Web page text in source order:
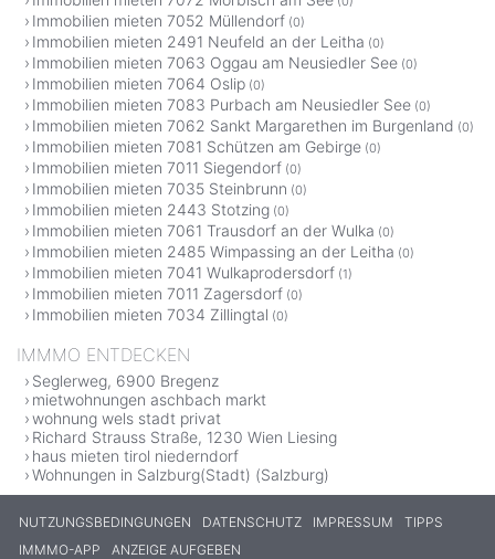
Immobilien mieten 7052 Müllendorf (0)
Immobilien mieten 2491 Neufeld an der Leitha (0)
Immobilien mieten 7063 Oggau am Neusiedler See (0)
Immobilien mieten 7064 Oslip (0)
Immobilien mieten 7083 Purbach am Neusiedler See (0)
Immobilien mieten 7062 Sankt Margarethen im Burgenland (0)
Immobilien mieten 7081 Schützen am Gebirge (0)
Immobilien mieten 7011 Siegendorf (0)
Immobilien mieten 7035 Steinbrunn (0)
Immobilien mieten 2443 Stotzing (0)
Immobilien mieten 7061 Trausdorf an der Wulka (0)
Immobilien mieten 2485 Wimpassing an der Leitha (0)
Immobilien mieten 7041 Wulkaprodersdorf (1)
Immobilien mieten 7011 Zagersdorf (0)
Immobilien mieten 7034 Zillingtal (0)
IMMMO ENTDECKEN
Seglerweg, 6900 Bregenz
mietwohnungen aschbach markt
wohnung wels stadt privat
Richard Strauss Straße, 1230 Wien Liesing
haus mieten tirol niederndorf
Wohnungen in Salzburg(Stadt) (Salzburg)
NUTZUNGSBEDINGUNGEN DATENSCHUTZ IMPRESSUM
TIPPS
IMMMO-APP
ANZEIGE AUFGEBEN